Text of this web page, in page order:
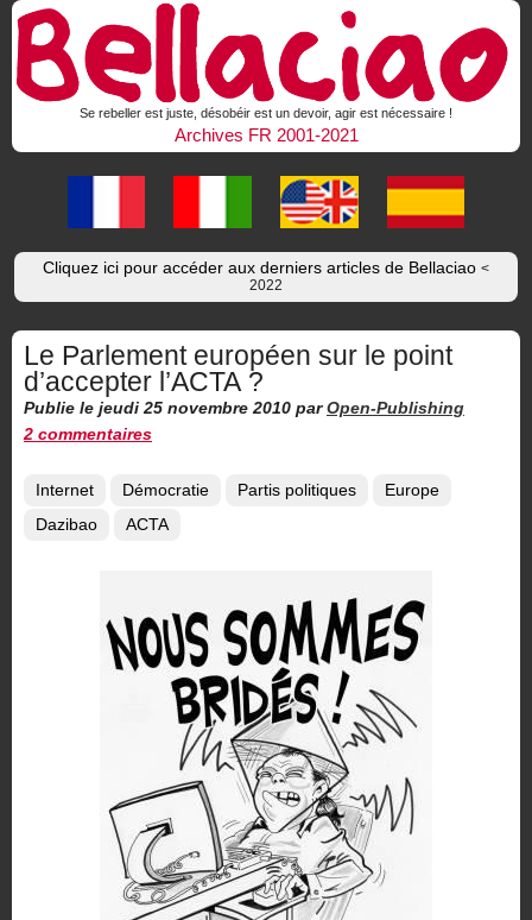
Se rebeller est juste, désobéir est un devoir, agir est nécessaire !
Archives FR 2001-2021
Cliquez ici pour accéder aux derniers articles de Bellaciao <
2022
Le Parlement européen sur le point
d’accepter l’ACTA ?
Publie le jeudi 25 novembre 2010 par Open-Publishing
2 commentaires
Internet Démocratie Partis politiques
Europe
Dazibao
ACTA